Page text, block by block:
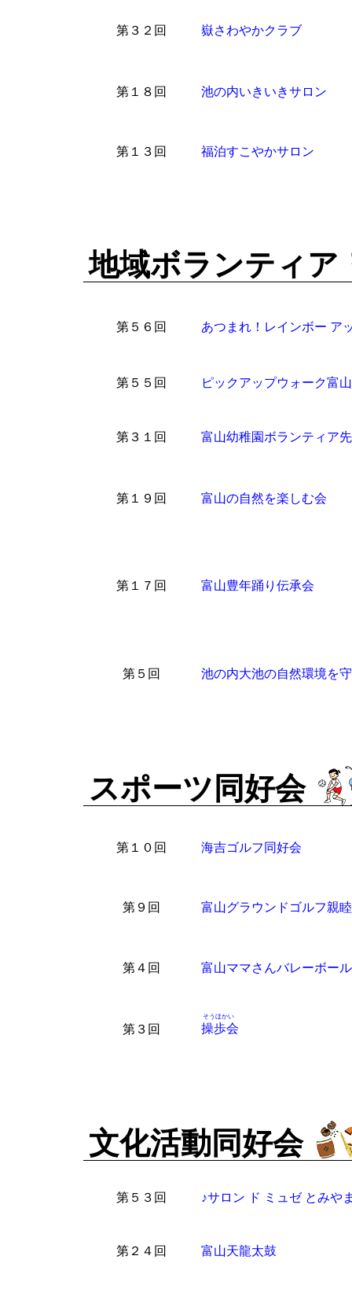
第３２回 嶽さわやかクラブ
第１８回 池の内いきいきサロン
第１３回 福泊すこやかサロン
地域ボランティア
第５６回 あつまれ！レインボー ア
第５５回 ピックアップウォーク富山
第３１回 富山幼稚園ボランティア
第１９回 富山の自然を楽しむ会
第１７回 富山豊年踊り伝承会
第５回 池の内大池の自然環境を
スポーツ同好会
第１０回 海吉ゴルフ同好会
第９回 富山グラウンドゴルフ親
第４回 富山ママさんバレーボー
第３回 操歩会
そうほかい
文化活動同好会
第５３回 ♪サロン ド ミュゼ とみや
第２４回 富山天龍太鼓